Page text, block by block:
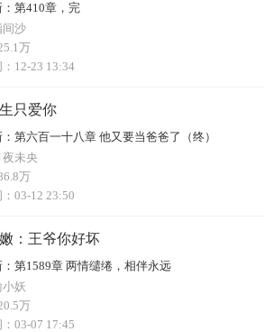
第410章，完
间沙
万
12-23 13:34
只爱你
第六百一十八章 他又要当爸爸了（终）
夜未央
万
03-12 23:50
：王爷你好坏
第1589章 两情缱绻，相伴永远
小妖
万
03-07 17:45